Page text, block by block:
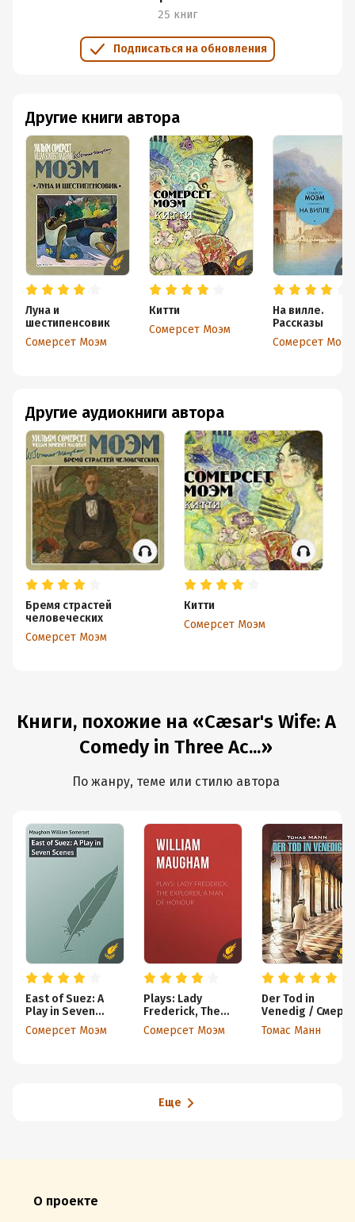
25 книг
Подписаться на обновления
Другие книги автора
Луна и
шестипенсовик
Сомерсет Моэм
Китти
Сомерсет Моэм
На вилле.
Рассказы
Сомерсет Моэм
Другие аудиокниги автора
Бремя страстей
человеческих
Сомерсет Моэм
Китти
Сомерсет Моэм
Книги, похожие на «Cæsar's Wife: A
Comedy in Three Ac...»
По жанру, теме или стилю автора
East of Suez: A
Play in Seven
Scenes
Сомерсет Моэм
Plays: Lady
Frederick, The
Explorer, A Man of
Honour
Сомерсет Моэм
Der Tod in
Venedig / Смерть
в Венеции. Книга
для чтения на
Томас Манн
Еще
О проекте